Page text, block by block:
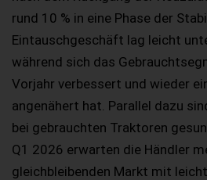
rund 10 % in eine Phase der
Eintauschgeschäft lag leicht
während sich das
Vorjahr verbessert und wieder
angenähert hat. Parallel dazu
bei gebrauchten Traktoren
Q1 2026 erwarten die Händler
gleichbleibenden Markt mit